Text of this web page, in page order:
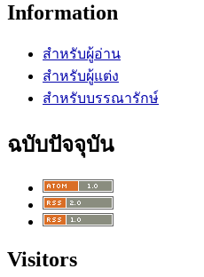
Information
สำหรับผู้อ่าน
สำหรับผู้แต่ง
สำหรับบรรณารักษ์
ฉบับปัจจุบัน
Visitors